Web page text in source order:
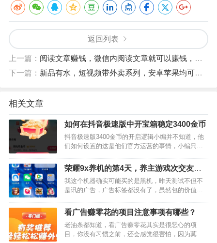
返回列表
上一篇： 阅读文章赚钱，微信内阅读文章就可以赚钱，新手小白都可以做【首码推荐】
下一篇： 新品有水，短视频带外卖系列，安卓苹果均可以金小马【首码推荐】
相关文章
如何在抖音极速版中开宝箱稳定3400金币
抖音极速版3400金币的开启逻辑小编并不知道，他
们如何设置的这是他们官方运营的事情，小编只是
验分享给大家在抖音极速版中，想要稳定开出3400
金币的宝箱，需要…
荣耀9x养机的第4天，养主游戏次交友广
告
我这个机器确实可能买的是黑机，昨天测试不但不
是讯的广告，广告标签都没有了，虽然包的价值勉
去，因为只要继续开下去前几天就是白费劲。有些
人的确是很嫌弃，觉得养机太…
看广告赚零花的项目注意事项有哪些？
老油条都知道，看广告赚零花其实是很恶心的项
目，你没有习惯之前，还会感觉很害怕，因为莫名